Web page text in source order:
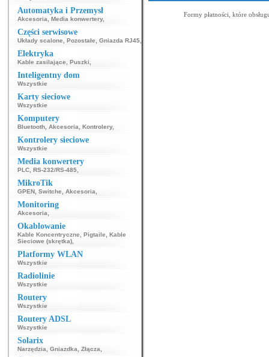
Automatyka i Przemysł
Akcesoria Media konwertery,
Części serwisowe
Układy scalone Pozostałe Gniazda RJ45
Elektryka
Kable zasilające Puszki
Inteligentny dom
Wszystkie
Karty sieciowe
Wszystkie
Komputery
Bluetooth Akcesoria Kontrolery,
Kontrolery sieciowe
Wszystkie
Media konwertery
PLC RS-232/RS-485
MikroTik
GPEN Switche Akcesoria
Monitoring
Akcesoria
Okablowanie
Kable Koncentryczne Pigtaile
Kable
Sieciowe (skrętka)
Platformy WLAN
Wszystkie
Radiolinie
Wszystkie
Routery
Wszystkie
Routery ADSL
Wszystkie
Solarix
Narzędzia Gniazdka Złącza
Formy płatności, które